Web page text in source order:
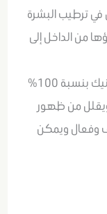
في ترطيب البشرة
من الداخل إلى
يحتوي هذا السيروم على حمض الهيالورونيك بنسبة 100%
من ظهور
وفعال ويمكن